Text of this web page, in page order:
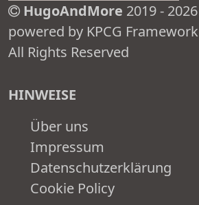
HugoAndMore 2019 - 2026
powered by KPCG Framework
All Rights Reserved
HINWEISE
Über uns
Impressum
Datenschutzerklärung
Cookie Policy